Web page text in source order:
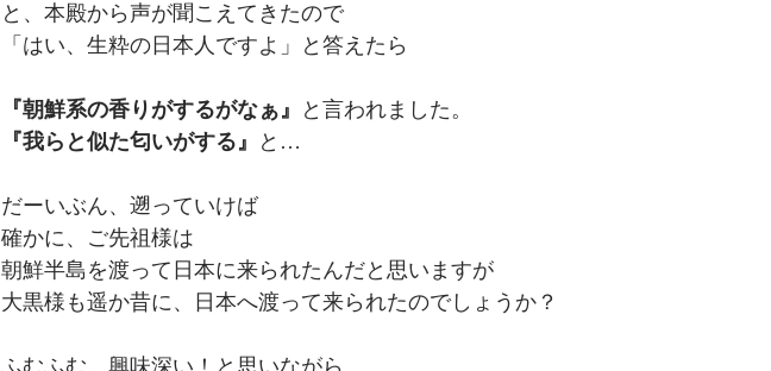
と、本殿から声が聞こえてきたので
「はい、生粋の日本人ですよ」と答えたら
『朝鮮系の香りがするがなぁ』
と言われました。
『我らと似た匂いがする』
と…
だーいぶん、遡っていけば
確かに、ご先祖様は
朝鮮半島を渡って日本に来られたんだと思いますが
大黒様も遥か昔に、日本へ渡って来られたのでしょうか？
ふむふむ、興味深い！と思いながら